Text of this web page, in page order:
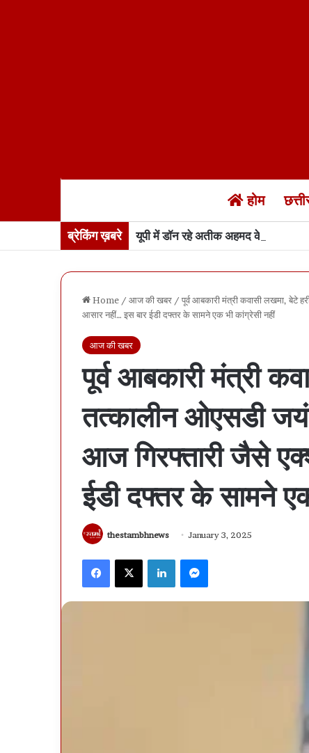
होम
ब्रेकिंग ख़बरे यूपी में डॉन रहे अतीक अहमद के बेटे अबान
Home / आज की खबर / पूर्व आबकारी मंत्री कवासी लखमा,
आसार नहीं… इस बार ईडी दफ्तर के सामने एक भी कांग्रेसी नहीं
आज की खबर
पूर्व आबकारी मंत्री
तत्कालीन ओएसडी
आज गिरफ्तारी जैसे
ईडी दफ्तर के सामने
thestambhnews January 3, 2025
Facebook X LinkedIn